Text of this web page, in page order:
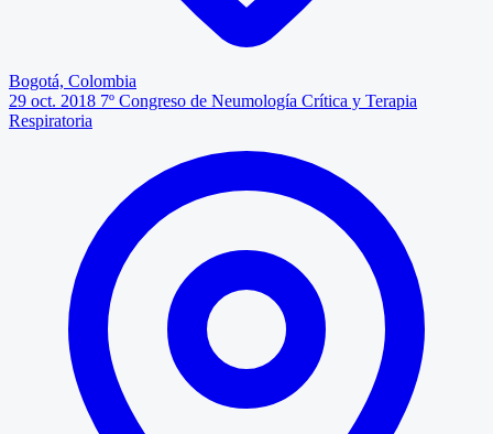
Bogotá, Colombia
29 oct. 2018 7º Congreso de Neumología Crítica y Terapia
Respiratoria